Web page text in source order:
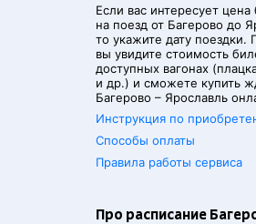
Если вас интересует цена
на поезд от Багерово до
то укажите дату поездки.
вы увидите стоимость
доступных вагонах
и др.) и сможете купить
Багерово – Ярославль
Инструкция по
Способы оплаты
Правила работы сервиса
Про расписание